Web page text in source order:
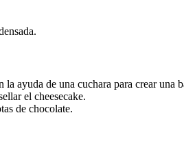
ayuda de una cuchara para crear una
el cheesecake.
de chocolate.